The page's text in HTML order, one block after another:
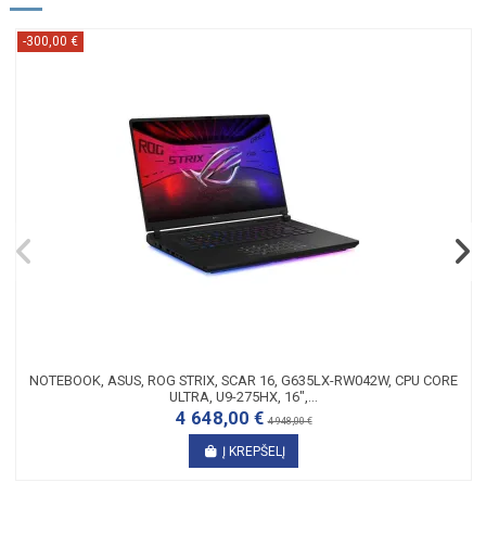
-300,00 €
NOTEBOOK, ASUS, ROG STRIX, SCAR 16, G635LX-RW042W, CPU CORE
ULTRA, U9-275HX, 16",...
4 648,00 €4 948,00 €
Į KREPŠELĮ